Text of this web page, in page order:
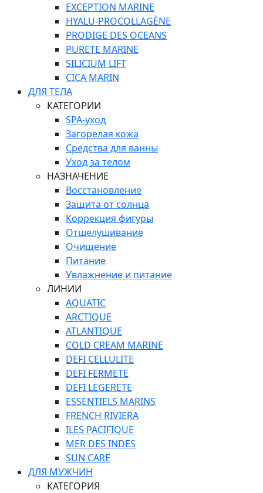
EXCEPTION MARINE
HYALU-PROCOLLAGÈNE
PRODIGE DES OCEANS
PURETE MARINE
SILICIUM LIFT
СICA MARIN
ДЛЯ ТЕЛА
КАТЕГОРИИ
SPA-уход
Загорелая кожа
Средства для ванны
Уход за телом
НАЗНАЧЕНИЕ
Восстановление
Защита от солнца
Коррекция фигуры
Отшелушивание
Очищение
Питание
Увлажнение и питание
ЛИНИИ
AQUATIC
ARCTIQUE
ATLANTIQUE
COLD CREAM MARINE
DEFI CELLULITE
DEFI FERMETE
DEFI LEGERETE
ESSENTIELS MARINS
FRENCH RIVIERA
ILES PACIFIQUE
MER DES INDES
SUN CARE
ДЛЯ МУЖЧИН
КАТЕГОРИЯ